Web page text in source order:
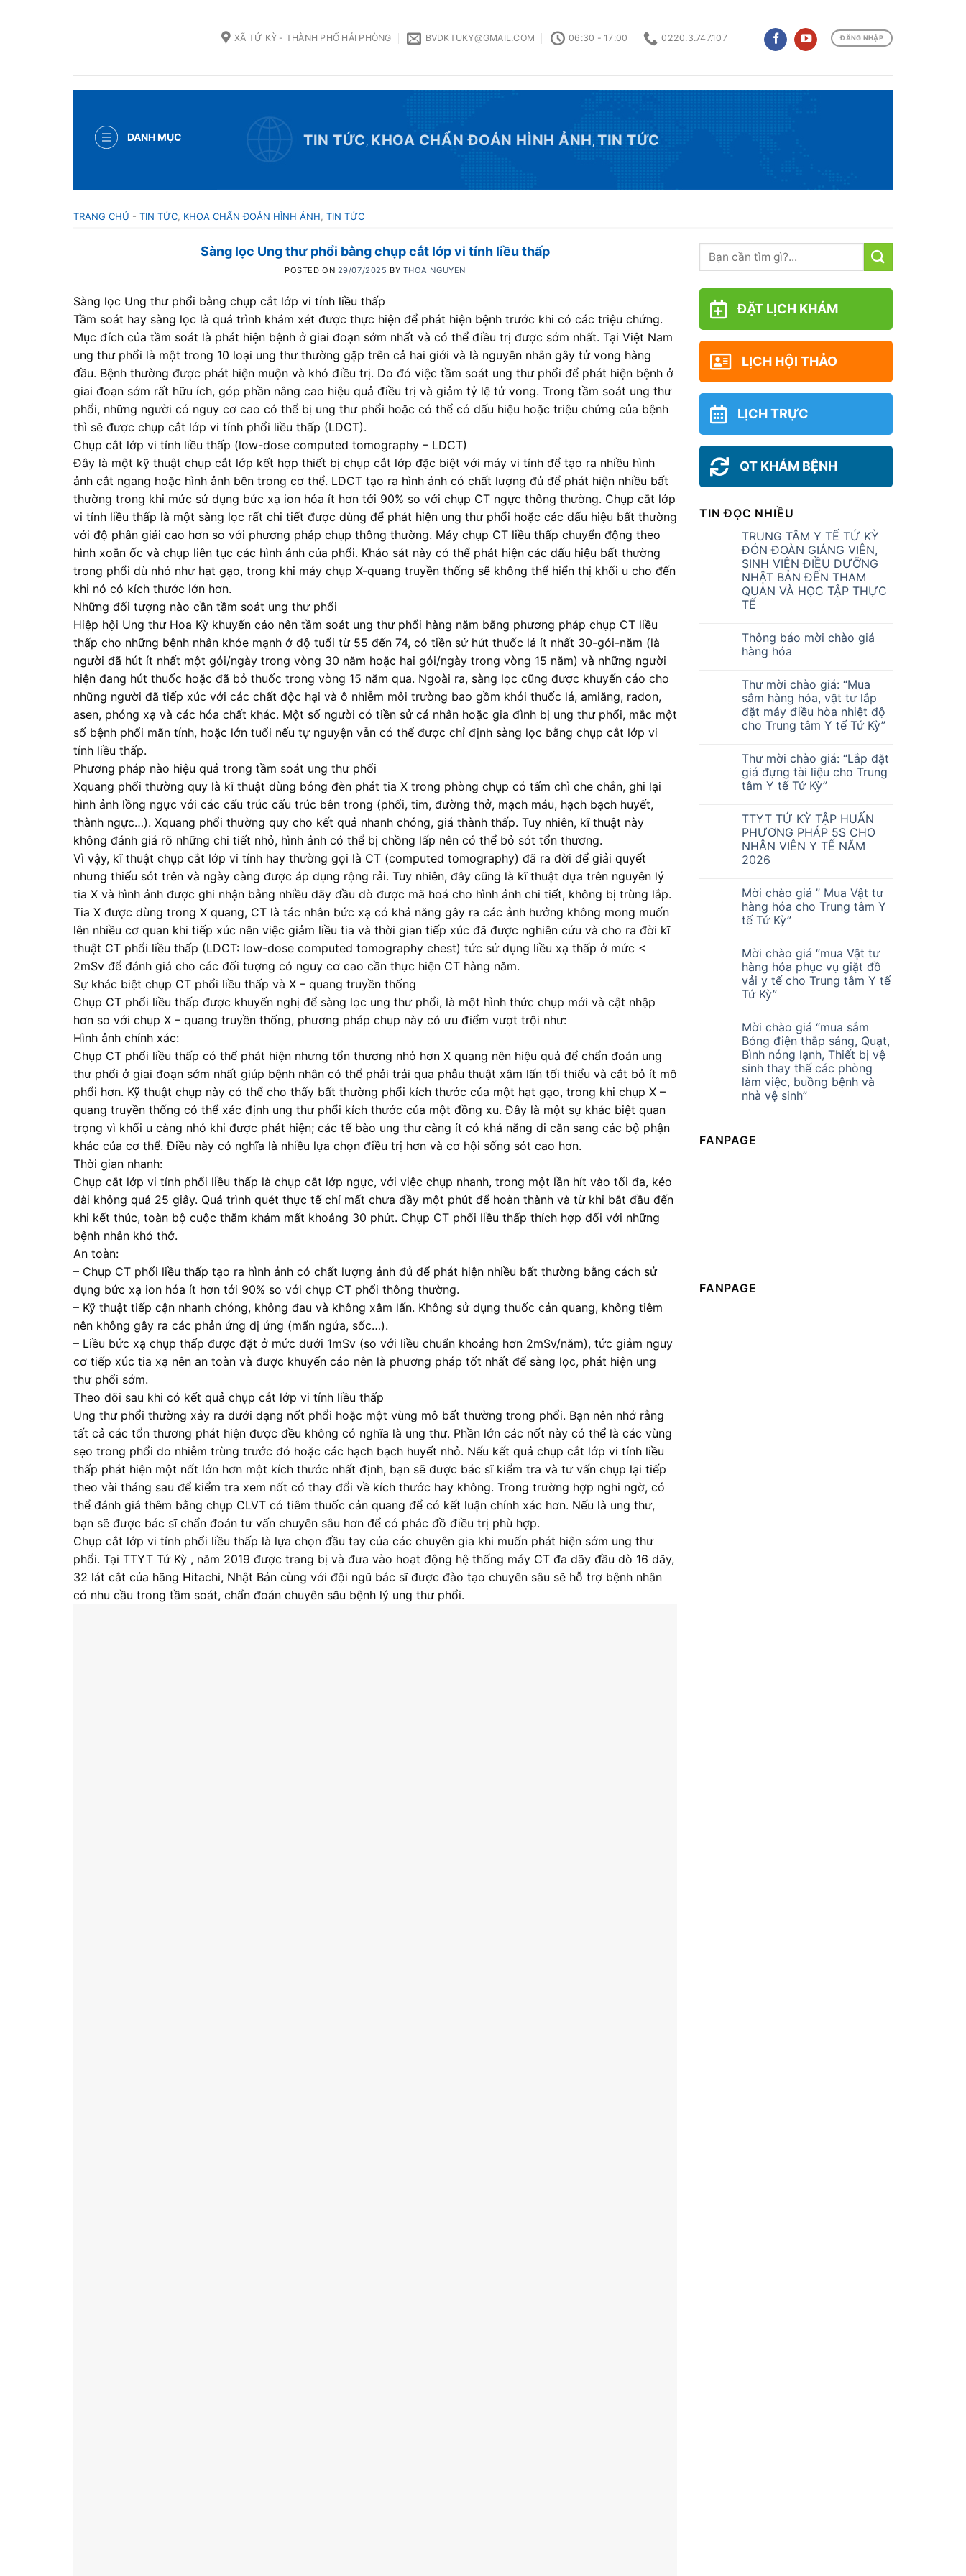
XÃ TỨ KỲ - THÀNH PHỐ HẢI PHÒNG BVDKTUKY@GMAIL.COM 06:30 - 17:00 0220.3.747.107 ĐĂNG NHẬP
DANH MỤC TIN TỨC , KHOA CHẨN ĐOÁN HÌNH ẢNH , TIN TỨC
TRANG CHỦ - TIN TỨC KHOA CHẨN ĐOÁN HÌNH ẢNH TIN TỨC
Sàng lọc Ung thư phổi bằng chụp cắt lớp vi tính liều thấp
POSTED ON 29/07/2025 BY THOA NGUYEN
Sàng lọc Ung thư phổi bằng chụp cắt lớp vi tính liều thấp
Tầm soát hay sàng lọc là quá trình khám xét được thực hiện để phát hiện bệnh trước khi có các triệu chứng.
Mục đích của tầm soát là phát hiện bệnh ở giai đoạn sớm nhất và có thể điều trị được sớm nhất. Tại Việt Nam
ung thư phổi là một trong 10 loại ung thư thường gặp trên cả hai giới và là nguyên nhân gây tử vong hàng
đầu. Bệnh thường được phát hiện muộn và khó điều trị. Do đó việc tầm soát ung thư phổi để phát hiện bệnh ở
giai đoạn sớm rất hữu ích, góp phần nâng cao hiệu quả điều trị và giảm tỷ lệ tử vong. Trong tầm soát ung thư
phổi, những người có nguy cơ cao có thể bị ung thư phổi hoặc có thể có dấu hiệu hoặc triệu chứng của bệnh
thì sẽ được chụp cắt lớp vi tính phổi liều thấp (LDCT).
Chụp cắt lớp vi tính liều thấp (low-dose computed tomography – LDCT)
Đây là một kỹ thuật chụp cắt lớp kết hợp thiết bị chụp cắt lớp đặc biệt với máy vi tính để tạo ra nhiều hình
ảnh cắt ngang hoặc hình ảnh bên trong cơ thể. LDCT tạo ra hình ảnh có chất lượng đủ để phát hiện nhiều bất
thường trong khi mức sử dụng bức xạ ion hóa ít hơn tới 90% so với chụp CT ngực thông thường. Chụp cắt lớp
vi tính liều thấp là một sàng lọc rất chi tiết được dùng để phát hiện ung thư phổi hoặc các dấu hiệu bất thường
với độ phân giải cao hơn so với phương pháp chụp thông thường. Máy chụp CT liều thấp chuyển động theo
hình xoắn ốc và chụp liên tục các hình ảnh của phổi. Khảo sát này có thể phát hiện các dấu hiệu bất thường
trong phổi dù nhỏ như hạt gạo, trong khi máy chụp X-quang truyền thống sẽ không thể hiển thị khối u cho đến
khi nó có kích thước lớn hơn.
Những đối tượng nào cần tầm soát ung thư phổi
Hiệp hội Ung thư Hoa Kỳ khuyến cáo nên tầm soát ung thư phổi hàng năm bằng phương pháp chụp CT liều
thấp cho những bệnh nhân khỏe mạnh ở độ tuổi từ 55 đến 74, có tiền sử hút thuốc lá ít nhất 30-gói-năm (là
người đã hút ít nhất một gói/ngày trong vòng 30 năm hoặc hai gói/ngày trong vòng 15 năm) và những người
hiện đang hút thuốc hoặc đã bỏ thuốc trong vòng 15 năm qua. Ngoài ra, sàng lọc cũng được khuyến cáo cho
những người đã tiếp xúc với các chất độc hại và ô nhiễm môi trường bao gồm khói thuốc lá, amiăng, radon,
asen, phóng xạ và các hóa chất khác. Một số người có tiền sử cá nhân hoặc gia đình bị ung thư phổi, mắc một
số bệnh phổi mãn tính, hoặc lớn tuổi nếu tự nguyện vẫn có thể được chỉ định sàng lọc bằng chụp cắt lớp vi
tính liều thấp.
Phương pháp nào hiệu quả trong tầm soát ung thư phổi
Xquang phổi thường quy là kĩ thuật dùng bóng đèn phát tia X trong phòng chụp có tấm chì che chắn, ghi lại
hình ảnh lồng ngực với các cấu trúc cấu trúc bên trong (phổi, tim, đường thở, mạch máu, hạch bạch huyết,
thành ngực…). Xquang phổi thường quy cho kết quả nhanh chóng, giá thành thấp. Tuy nhiên, kĩ thuật này
không đánh giá rõ những chi tiết nhỏ, hình ảnh có thể bị chồng lấp nên có thể bỏ sót tổn thương.
Vì vậy, kĩ thuật chụp cắt lớp vi tính hay thường gọi là CT (computed tomography) đã ra đời để giải quyết
nhưng thiếu sót trên và ngày càng được áp dụng rộng rải. Tuy nhiên, đây cũng là kĩ thuật dựa trên nguyên lý
tia X và hình ảnh được ghi nhận bằng nhiều dãy đầu dò được mã hoá cho hình ảnh chi tiết, không bị trùng lắp.
Tia X được dùng trong X quang, CT là tác nhân bức xạ có khả năng gây ra các ảnh hưởng không mong muốn
lên nhiều cơ quan khi tiếp xúc nên việc giảm liều tia và thời gian tiếp xúc đã được nghiên cứu và cho ra đời kĩ
thuật CT phổi liều thấp (LDCT: low-dose computed tomography chest) tức sử dụng liều xạ thấp ở mức <
2mSv để đánh giá cho các đối tượng có nguy cơ cao cần thực hiện CT hàng năm.
Sự khác biệt chụp CT phổi liều thấp và X – quang truyền thống
Chụp CT phổi liều thấp được khuyến nghị để sàng lọc ung thư phổi, là một hình thức chụp mới và cật nhập
hơn so với chụp X – quang truyền thống, phương pháp chụp này có ưu điểm vượt trội như:
Hình ảnh chính xác:
Chụp CT phổi liều thấp có thể phát hiện nhưng tổn thương nhỏ hơn X quang nên hiệu quả để chẩn đoán ung
thư phổi ở giai đoạn sớm nhất giúp bệnh nhân có thể phải trải qua phẫu thuật xâm lấn tối thiểu và cắt bỏ ít mô
phổi hơn. Kỹ thuật chụp này có thể cho thấy bất thường phổi kích thước của một hạt gạo, trong khi chụp X –
quang truyền thống có thể xác định ung thư phổi kích thước của một đồng xu. Đây là một sự khác biệt quan
trọng vì khối u càng nhỏ khi được phát hiện; các tế bào ung thư càng ít có khả năng di căn sang các bộ phận
khác của cơ thể. Điều này có nghĩa là nhiều lựa chọn điều trị hơn và cơ hội sống sót cao hơn.
Thời gian nhanh:
Chụp cắt lớp vi tính phổi liều thấp là chụp cắt lớp ngực, với việc chụp nhanh, trong một lần hít vào tối đa, kéo
dài không quá 25 giây. Quá trình quét thực tế chỉ mất chưa đầy một phút để hoàn thành và từ khi bắt đầu đến
khi kết thúc, toàn bộ cuộc thăm khám mất khoảng 30 phút. Chụp CT phổi liều thấp thích hợp đối với những
bệnh nhân khó thở.
An toàn:
– Chụp CT phổi liều thấp tạo ra hình ảnh có chất lượng ảnh đủ để phát hiện nhiều bất thường bằng cách sử
dụng bức xạ ion hóa ít hơn tới 90% so với chụp CT phổi thông thường.
– Kỹ thuật tiếp cận nhanh chóng, không đau và không xâm lấn. Không sử dụng thuốc cản quang, không tiêm
nên không gây ra các phản ứng dị ứng (mẩn ngứa, sốc…).
– Liều bức xạ chụp thấp được đặt ở mức dưới 1mSv (so với liều chuẩn khoảng hơn 2mSv/năm), tức giảm nguy
cơ tiếp xúc tia xạ nên an toàn và được khuyến cáo nên là phương pháp tốt nhất để sàng lọc, phát hiện ung
thư phổi sớm.
Theo dõi sau khi có kết quả chụp cắt lớp vi tính liều thấp
Ung thư phổi thường xảy ra dưới dạng nốt phổi hoặc một vùng mô bất thường trong phổi. Bạn nên nhớ rằng
tất cả các tổn thương phát hiện được đều không có nghĩa là ung thư. Phần lớn các nốt này có thể là các vùng
sẹo trong phổi do nhiễm trùng trước đó hoặc các hạch bạch huyết nhỏ. Nếu kết quả chụp cắt lớp vi tính liều
thấp phát hiện một nốt lớn hơn một kích thước nhất định, bạn sẽ được bác sĩ kiểm tra và tư vấn chụp lại tiếp
theo vài tháng sau để kiểm tra xem nốt có thay đổi về kích thước hay không. Trong trường hợp nghi ngờ, có
thể đánh giá thêm bằng chụp CLVT có tiêm thuốc cản quang để có kết luận chính xác hơn. Nếu là ung thư,
bạn sẽ được bác sĩ chẩn đoán tư vấn chuyên sâu hơn để có phác đồ điều trị phù hợp.
Chụp cắt lớp vi tính phổi liều thấp là lựa chọn đầu tay của các chuyên gia khi muốn phát hiện sớm ung thư
phổi. Tại TTYT Tứ Kỳ , năm 2019 được trang bị và đưa vào hoạt động hệ thống máy CT đa dãy đầu dò 16 dãy,
32 lát cắt của hãng Hitachi, Nhật Bản cùng với đội ngũ bác sĩ được đào tạo chuyên sâu sẽ hỗ trợ bệnh nhân
có nhu cầu trong tầm soát, chẩn đoán chuyên sâu bệnh lý ung thư phổi.
ĐẶT LỊCH KHÁM
LỊCH HỘI THẢO
LỊCH TRỰC
QT KHÁM BỆNH
TIN ĐỌC NHIỀU
TRUNG TÂM Y TẾ TỨ KỲ
ĐÓN ĐOÀN GIẢNG VIÊN,
SINH VIÊN ĐIỀU DƯỠNG
NHẬT BẢN ĐẾN THAM
QUAN VÀ HỌC TẬP THỰC
TẾ
Thông báo mời chào giá
hàng hóa
Thư mời chào giá: “Mua
sắm hàng hóa, vật tư lắp
đặt máy điều hòa nhiệt độ
cho Trung tâm Y tế Tứ Kỳ”
Thư mời chào giá: “Lắp đặt
giá đựng tài liệu cho Trung
tâm Y tế Tứ Kỳ”
TTYT TỨ KỲ TẬP HUẤN
PHƯƠNG PHÁP 5S CHO
NHÂN VIÊN Y TẾ NĂM
2026
Mời chào giá ” Mua Vật tư
hàng hóa cho Trung tâm Y
tế Tứ Kỳ”
Mời chào giá “mua Vật tư
hàng hóa phục vụ giặt đồ
vải y tế cho Trung tâm Y tế
Tứ Kỳ”
Mời chào giá “mua sắm
Bóng điện thắp sáng, Quạt,
Bình nóng lạnh, Thiết bị vệ
sinh thay thế các phòng
làm việc, buồng bệnh và
nhà vệ sinh”
FANPAGE
FANPAGE